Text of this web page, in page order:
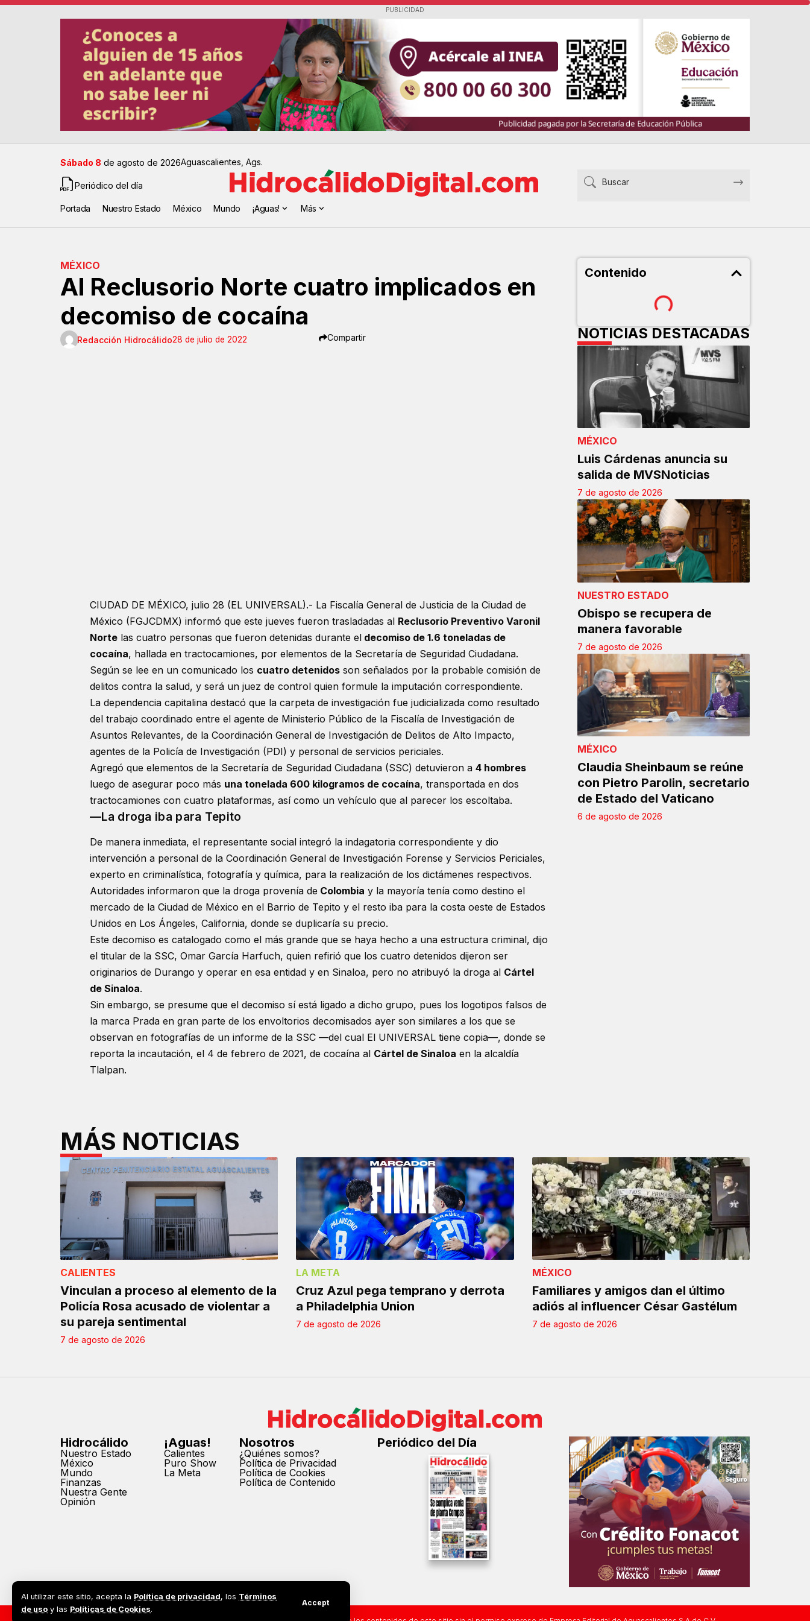
Al utilizar este sitio, acepta la Política de privacidad, los Términos
de uso y las Políticas de Cookies.
Accept
PUBLICIDAD
Sábado 8 de agosto de 2026Aguascalientes, Ags.
Periódico del día
Portada Nuestro Estado México Mundo ¡Aguas! Más
MÉXICO
Al Reclusorio Norte cuatro implicados en
decomiso de cocaína
Redacción Hidrocálido28 de julio de 2022 Compartir
CIUDAD DE MÉXICO, julio 28 (EL UNIVERSAL).- La Fiscalía General de Justicia de la Ciudad de
México (FGJCDMX) informó que este jueves fueron trasladadas al Reclusorio Preventivo Varonil
Norte las cuatro personas que fueron detenidas durante el decomiso de 1.6 toneladas de
cocaína, hallada en tractocamiones, por elementos de la Secretaría de Seguridad Ciudadana.
Según se lee en un comunicado los cuatro detenidos son señalados por la probable comisión de
delitos contra la salud, y será un juez de control quien formule la imputación correspondiente.
La dependencia capitalina destacó que la carpeta de investigación fue judicializada como resultado
del trabajo coordinado entre el agente de Ministerio Público de la Fiscalía de Investigación de
Asuntos Relevantes, de la Coordinación General de Investigación de Delitos de Alto Impacto,
agentes de la Policía de Investigación (PDI) y personal de servicios periciales.
Agregó que elementos de la Secretaría de Seguridad Ciudadana (SSC) detuvieron a 4 hombres
luego de asegurar poco más una tonelada 600 kilogramos de cocaína, transportada en dos
tractocamiones con cuatro plataformas, así como un vehículo que al parecer los escoltaba.
—La droga iba para Tepito
De manera inmediata, el representante social integró la indagatoria correspondiente y dio
intervención a personal de la Coordinación General de Investigación Forense y Servicios Periciales,
experto en criminalística, fotografía y química, para la realización de los dictámenes respectivos.
Autoridades informaron que la droga provenía de Colombia y la mayoría tenía como destino el
mercado de la Ciudad de México en el Barrio de Tepito y el resto iba para la costa oeste de Estados
Unidos en Los Ángeles, California, donde se duplicaría su precio.
Este decomiso es catalogado como el más grande que se haya hecho a una estructura criminal, dijo
el titular de la SSC, Omar García Harfuch, quien refirió que los cuatro detenidos dijeron ser
originarios de Durango y operar en esa entidad y en Sinaloa, pero no atribuyó la droga al Cártel
de Sinaloa.
Sin embargo, se presume que el decomiso sí está ligado a dicho grupo, pues los logotipos falsos de
la marca Prada en gran parte de los envoltorios decomisados ayer son similares a los que se
observan en fotografías de un informe de la SSC —del cual El UNIVERSAL tiene copia—, donde se
reporta la incautación, el 4 de febrero de 2021, de cocaína al Cártel de Sinaloa en la alcaldía
Tlalpan.
Contenido
NOTICIAS DESTACADAS
MÉXICO
Luis Cárdenas anuncia su
salida de MVSNoticias
7 de agosto de 2026
NUESTRO ESTADO
Obispo se recupera de
manera favorable
7 de agosto de 2026
MÉXICO
Claudia Sheinbaum se reúne
con Pietro Parolin, secretario
de Estado del Vaticano
6 de agosto de 2026
MÁS NOTICIAS
CALIENTES
Vinculan a proceso al elemento de la
Policía Rosa acusado de violentar a
su pareja sentimental
7 de agosto de 2026
LA META
Cruz Azul pega temprano y derrota
a Philadelphia Union
7 de agosto de 2026
MÉXICO
Familiares y amigos dan el último
adiós al influencer César Gastélum
7 de agosto de 2026
Hidrocálido
Nuestro Estado
México
Mundo
Finanzas
Nuestra Gente
Opinión
¡Aguas!
Calientes
Puro Show
La Meta
Nosotros
¿Quiénes somos?
Política de Privacidad
Política de Cookies
Política de Contenido
Periódico del Día